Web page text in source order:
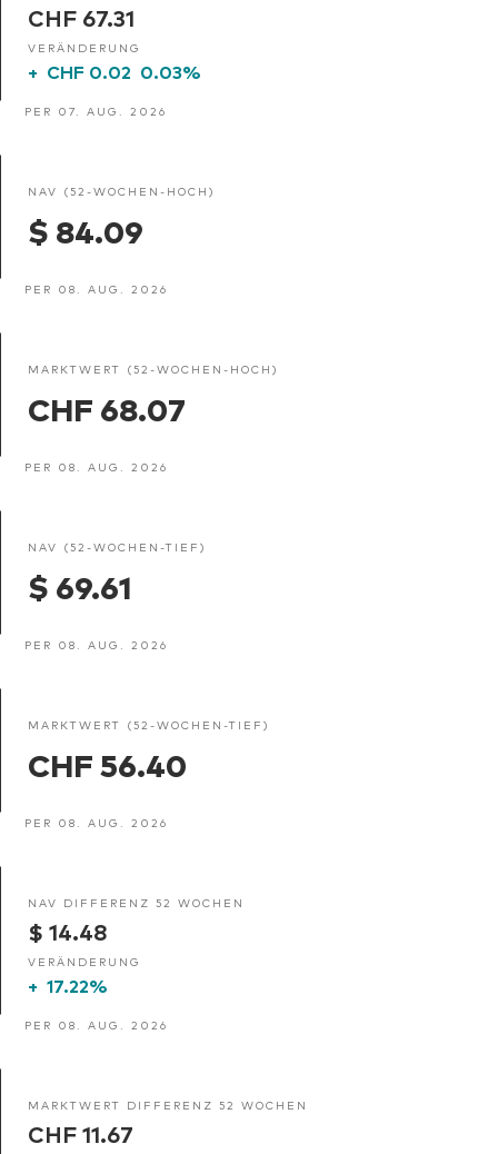
CHF 67.31
VERÄNDERUNG
+ CHF 0.02 0.03%
PER 07. AUG. 2026
NAV (52-WOCHEN-HOCH)
$ 84.09
PER 08. AUG. 2026
MARKTWERT (52-WOCHEN-HOCH)
CHF 68.07
PER 08. AUG. 2026
NAV (52-WOCHEN-TIEF)
$ 69.61
PER 08. AUG. 2026
MARKTWERT (52-WOCHEN-TIEF)
CHF 56.40
PER 08. AUG. 2026
NAV DIFFERENZ 52 WOCHEN
$ 14.48
VERÄNDERUNG
+ 17.22%
PER 08. AUG. 2026
MARKTWERT DIFFERENZ 52 WOCHEN
CHF 11.67